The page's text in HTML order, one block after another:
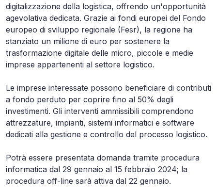
digitalizzazione della logistica, offrendo un'opportunità
agevolativa dedicata. Grazie ai fondi europei del Fondo
europeo di sviluppo regionale (Fesr), la regione ha
stanziato un milione di euro per sostenere la
trasformazione digitale delle micro, piccole e medie
imprese appartenenti al settore logistico.
Le imprese interessate possono beneficiare di contributi
a fondo perduto per coprire fino al 50% degli
investimenti. Gli interventi ammissibili comprendono
attrezzature, impianti, sistemi informatici e software
dedicati alla gestione e controllo del processo logistico.
Potrà essere presentata domanda tramite procedura
informatica dal 29 gennaio al 15 febbraio 2024; la
procedura off-line sarà attiva dal 22 gennaio.